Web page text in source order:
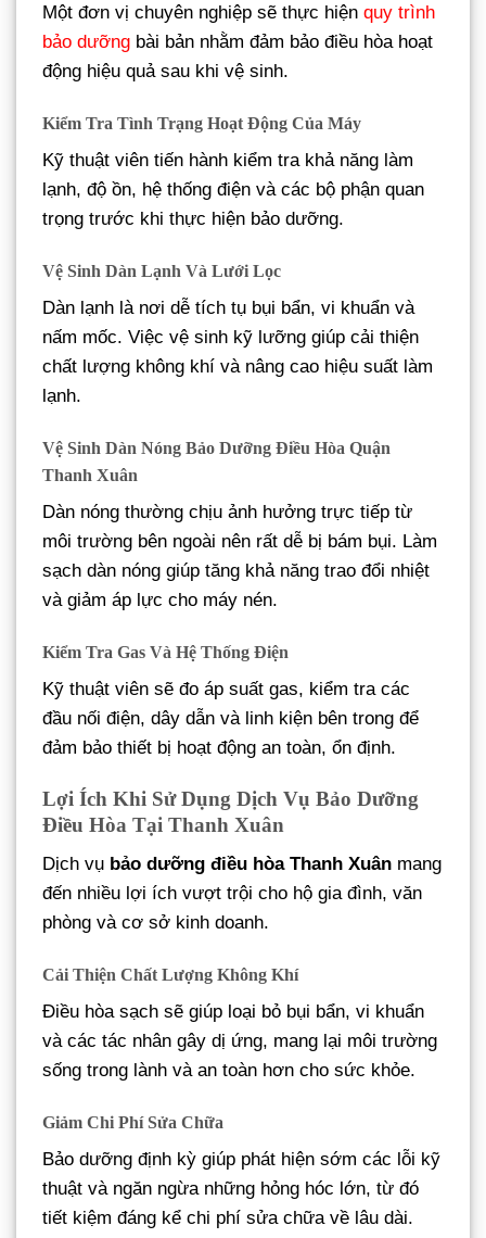
Một đơn vị chuyên nghiệp sẽ thực hiện quy trình
bảo dưỡng bài bản nhằm đảm bảo điều hòa hoạt
động hiệu quả sau khi vệ sinh.
Kiểm Tra Tình Trạng Hoạt Động Của Máy
Kỹ thuật viên tiến hành kiểm tra khả năng làm
lạnh, độ ồn, hệ thống điện và các bộ phận quan
trọng trước khi thực hiện bảo dưỡng.
Vệ Sinh Dàn Lạnh Và Lưới Lọc
Dàn lạnh là nơi dễ tích tụ bụi bẩn, vi khuẩn và
nấm mốc. Việc vệ sinh kỹ lưỡng giúp cải thiện
chất lượng không khí và nâng cao hiệu suất làm
lạnh.
Vệ Sinh Dàn Nóng Bảo Dưỡng Điều Hòa Quận
Thanh Xuân
Dàn nóng thường chịu ảnh hưởng trực tiếp từ
môi trường bên ngoài nên rất dễ bị bám bụi. Làm
sạch dàn nóng giúp tăng khả năng trao đổi nhiệt
và giảm áp lực cho máy nén.
Kiểm Tra Gas Và Hệ Thống Điện
Kỹ thuật viên sẽ đo áp suất gas, kiểm tra các
đầu nối điện, dây dẫn và linh kiện bên trong để
đảm bảo thiết bị hoạt động an toàn, ổn định.
Lợi Ích Khi Sử Dụng Dịch Vụ Bảo Dưỡng
Điều Hòa Tại Thanh Xuân
Dịch vụ bảo dưỡng điều hòa Thanh Xuân mang
đến nhiều lợi ích vượt trội cho hộ gia đình, văn
phòng và cơ sở kinh doanh.
Cải Thiện Chất Lượng Không Khí
Điều hòa sạch sẽ giúp loại bỏ bụi bẩn, vi khuẩn
và các tác nhân gây dị ứng, mang lại môi trường
sống trong lành và an toàn hơn cho sức khỏe.
Giảm Chi Phí Sửa Chữa
Bảo dưỡng định kỳ giúp phát hiện sớm các lỗi kỹ
thuật và ngăn ngừa những hỏng hóc lớn, từ đó
tiết kiệm đáng kể chi phí sửa chữa về lâu dài.